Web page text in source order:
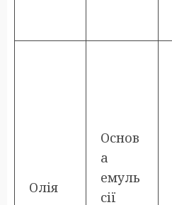
Олія
Основ
а
емуль
сії